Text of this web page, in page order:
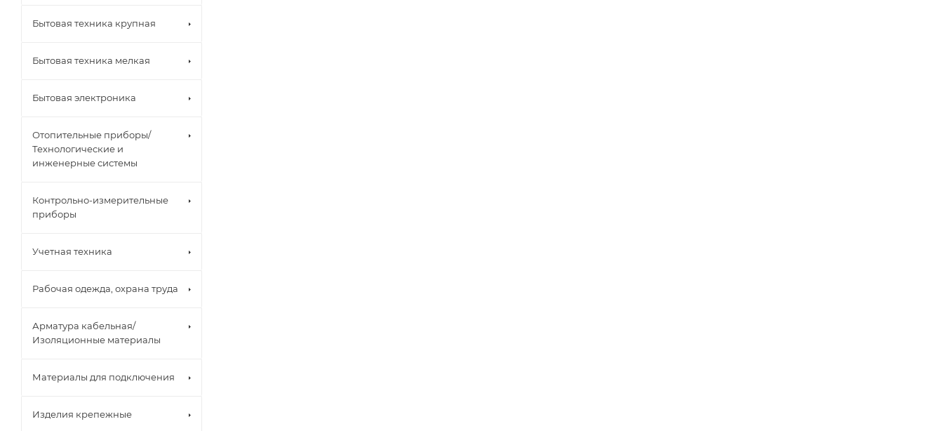
Бытовая техника крупная
Бытовая техника мелкая
Бытовая электроника
Отопительные приборы/
Технологические и
инженерные системы
Контрольно-измерительные
приборы
Учетная техника
Рабочая одежда, охрана труда
Арматура кабельная/
Изоляционные материалы
Материалы для подключения
Изделия крепежные